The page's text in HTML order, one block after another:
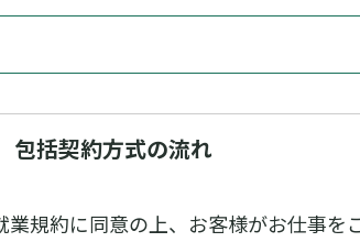
包括契約方式の流れ
規約に同意の上、お客様がお仕事を